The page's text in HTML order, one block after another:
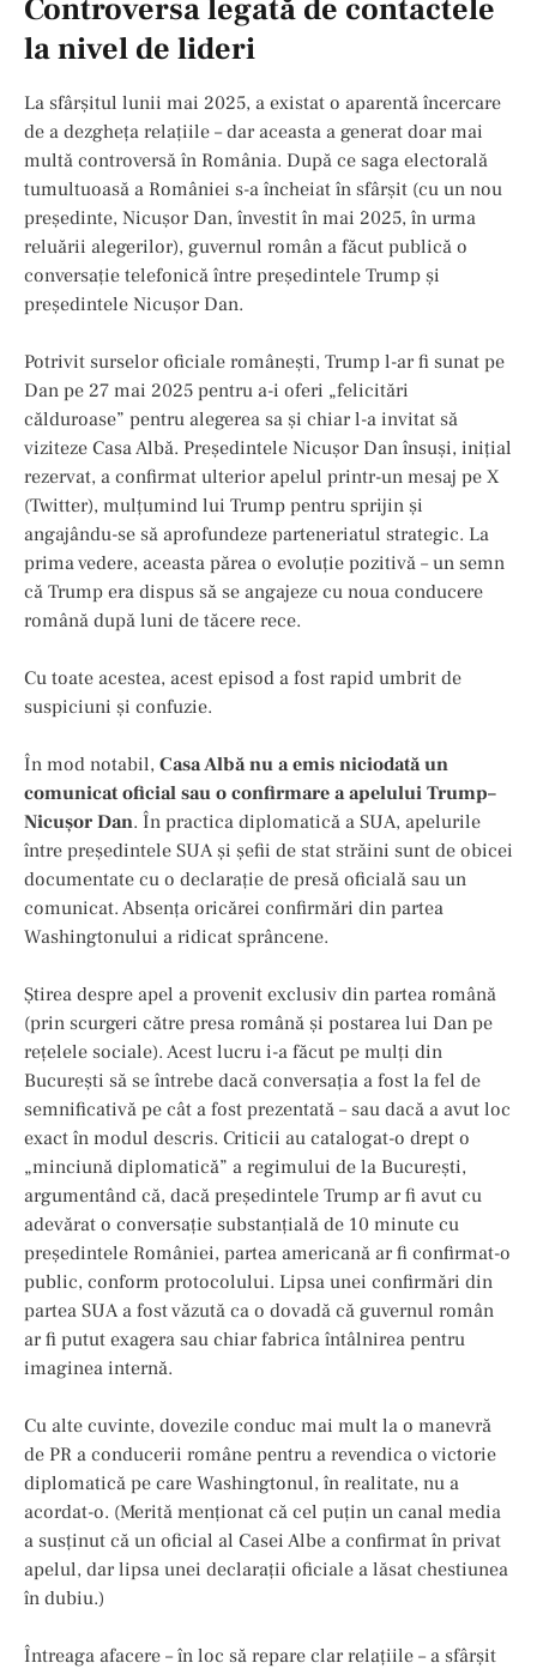
Controversa legată de contactele
la nivel de lideri
La sfârșitul lunii mai 2025, a existat o aparentă încercare
de a dezgheța relațiile – dar aceasta a generat doar mai
multă controversă în România. După ce saga electorală
tumultuoasă a României s-a încheiat în sfârșit (cu un nou
președinte, Nicușor Dan, învestit în mai 2025, în urma
reluării alegerilor), guvernul român a făcut publică o
conversație telefonică între președintele Trump și
președintele Nicușor Dan.
Potrivit surselor oficiale românești, Trump l-ar fi sunat pe
Dan pe 27 mai 2025 pentru a-i oferi „felicitări
călduroase” pentru alegerea sa și chiar l-a invitat să
viziteze Casa Albă. Președintele Nicușor Dan însuși, inițial
rezervat, a confirmat ulterior apelul printr-un mesaj pe X
(Twitter), mulțumind lui Trump pentru sprijin și
angajându-se să aprofundeze parteneriatul strategic. La
prima vedere, aceasta părea o evoluție pozitivă – un semn
că Trump era dispus să se angajeze cu noua conducere
română după luni de tăcere rece.
Cu toate acestea, acest episod a fost rapid umbrit de
suspiciuni și confuzie.
În mod notabil, Casa Albă nu a emis niciodată un
comunicat oficial sau o confirmare a apelului Trump–
Nicușor Dan. În practica diplomatică a SUA, apelurile
între președintele SUA și șefii de stat străini sunt de obicei
documentate cu o declarație de presă oficială sau un
comunicat. Absența oricărei confirmări din partea
Washingtonului a ridicat sprâncene.
Știrea despre apel a provenit exclusiv din partea română
(prin scurgeri către presa română și postarea lui Dan pe
rețelele sociale). Acest lucru i-a făcut pe mulți din
București să se întrebe dacă conversația a fost la fel de
semnificativă pe cât a fost prezentată – sau dacă a avut loc
exact în modul descris. Criticii au catalogat-o drept o
„minciună diplomatică” a regimului de la București,
argumentând că, dacă președintele Trump ar fi avut cu
adevărat o conversație substanțială de 10 minute cu
președintele României, partea americană ar fi confirmat-o
public, conform protocolului. Lipsa unei confirmări din
partea SUA a fost văzută ca o dovadă că guvernul român
ar fi putut exagera sau chiar fabrica întâlnirea pentru
imaginea internă.
Cu alte cuvinte, dovezile conduc mai mult la o manevră
de PR a conducerii române pentru a revendica o victorie
diplomatică pe care Washingtonul, în realitate, nu a
acordat-o. (Merită menționat că cel puțin un canal media
a susținut că un oficial al Casei Albe a confirmat în privat
apelul, dar lipsa unei declarații oficiale a lăsat chestiunea
în dubiu.)
Întreaga afacere – în loc să repare clar relațiile – a sfârșit